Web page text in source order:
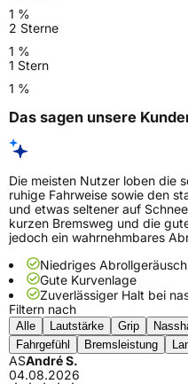
1 %
2 Sterne
1 %
1 Stern
1 %
Das sagen unsere
Die meisten Nutzer loben die
ruhige Fahrweise sowie den
und etwas seltener auf
kurzen Bremsweg und die
jedoch ein wahrnehmbares
Niedriges Abrollgeräusch
Gute Kurvenlage
Zuverlässiger Halt bei
Filtern nach
Alle Lautstärke Grip
Fahrgefühl
Bremsleistung
ASAndré S.
04.08.2026